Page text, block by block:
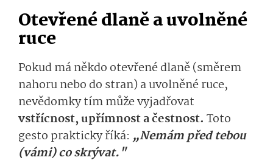
Otevřené dlaně a uvolněné
ruce
Pokud má někdo otevřené dlaně (směrem
nahoru nebo do stran) a uvolněné ruce,
nevědomky tím může vyjadřovat
vstřícnost, upřímnost a čestnost. Toto
gesto prakticky říká: „Nemám před tebou
(vámi) co skrývat."